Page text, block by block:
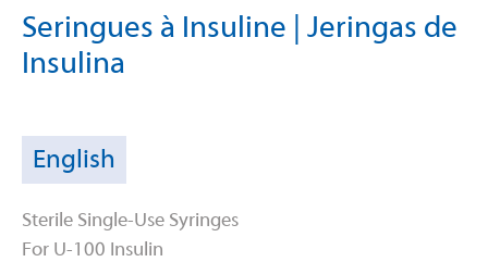
Seringues à Insuline | Jeringas de
Insulina
English
Sterile Single-Use Syringes
For U-100 Insulin